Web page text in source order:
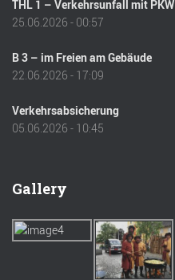
THL 1 – Verkehrsunfall mit PKW
25.06.2026 - 00:57
B 3 – im Freien am Gebäude
22.06.2026 - 17:09
Verkehrsabsicherung
05.06.2026 - 10:45
Gallery